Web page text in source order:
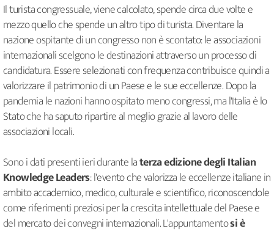
Il turista congressuale, viene calcolato, spende circa due volte e
mezzo quello che spende un altro tipo di turista. Diventare la
nazione ospitante di un congresso non è scontato: le associazioni
internazionali scelgono le destinazioni attraverso un processo di
candidatura. Essere selezionati con frequenza contribuisce quindi a
valorizzare il patrimonio di un Paese e le sue eccellenze. Dopo la
pandemia le nazioni hanno ospitato meno congressi, ma l'Italia è lo
Stato che ha saputo ripartire al meglio grazie al lavoro delle
associazioni locali.
Sono i dati presenti ieri durante laterza edizione degli Italian
Knowledge Leaders: l'evento che valorizza le eccellenze italiane in
ambito accademico, medico, culturale e scientifico, riconoscendole
come riferimenti preziosi per la crescita intellettuale del Paese e
del mercato dei convegni internazionali. L'appuntamentosi è